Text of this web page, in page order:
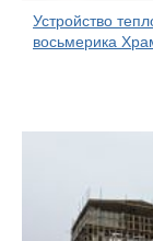
Устройство
восьмерика